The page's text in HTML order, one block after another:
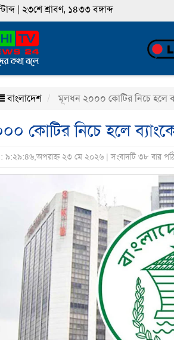
| ২৩শে শ্রাবণ, ১৪৩৩ বঙ্গাব্দ
বাংলাদেশ মূলধন ২০০০ কোটির নিচে হলে
কোটির নিচে হলে
: ৯:২৯:৪৬,অপরাহ্ন ২৩ মে ২০২৬ | সংবাদটি ৩৮ বার